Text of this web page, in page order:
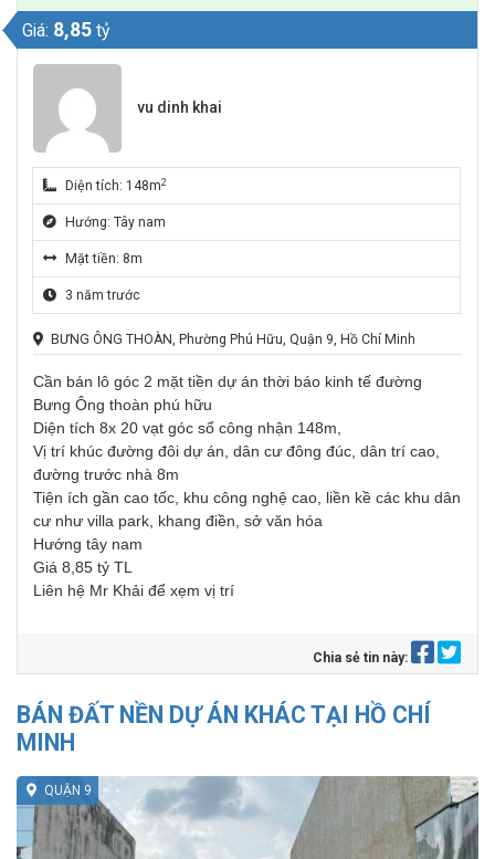
Giá: 8,85 tỷ
vu dinh khai
Diện tích: 148m2
Hướng: Tây nam
Mặt tiền: 8m
3 năm trước
BƯNG ÔNG THOÀN, Phường Phú Hữu, Quận 9, Hồ Chí Minh
Cần bán lô góc 2 mặt tiền dự án thời báo kinh tế đường
Bưng Ông thoàn phú hữu
Diện tích 8x 20 vạt góc sổ công nhận 148m,
Vị trí khúc đường đôi dự án, dân cư đông đúc, dân trí cao,
đường trước nhà 8m
Tiện ích gần cao tốc, khu công nghệ cao, liền kề các khu dân
cư như villa park, khang điền, sở văn hóa
Hướng tây nam
Giá 8,85 tỷ TL
Liên hệ Mr Khải để xẹm vị trí
Chia sẻ tin này:
BÁN ĐẤT NỀN DỰ ÁN KHÁC TẠI HỒ CHÍ
MINH
QUẬN 9